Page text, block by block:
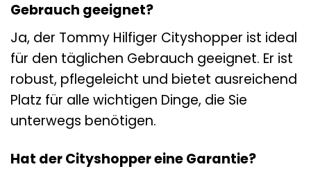
Gebrauch geeignet?
Ja, der Tommy Hilfiger Cityshopper ist ideal
für den täglichen Gebrauch geeignet. Er ist
robust, pflegeleicht und bietet ausreichend
Platz für alle wichtigen Dinge, die Sie
unterwegs benötigen.
Hat der Cityshopper eine Garantie?